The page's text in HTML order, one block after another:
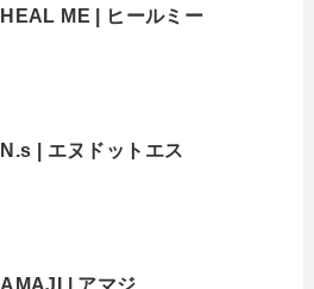
HEAL ME | ヒールミー
N.s | エヌドットエス
AMAJI | アマジ